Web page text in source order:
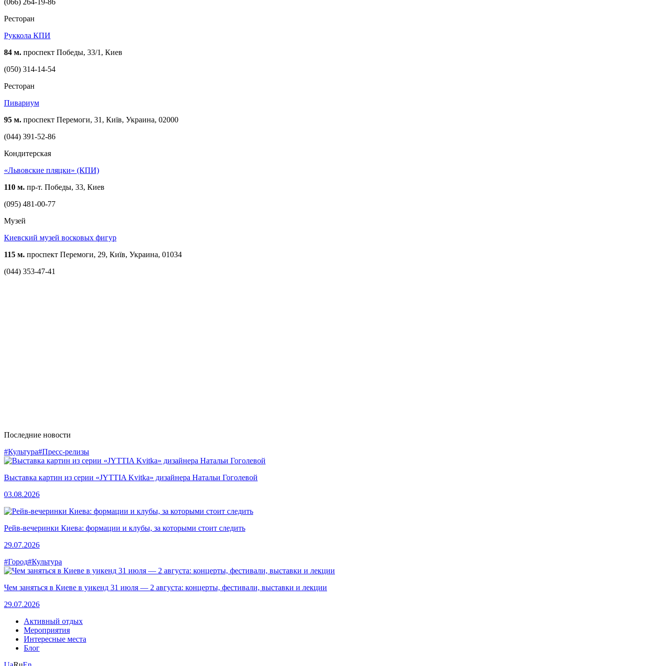
Ресторан
Руккола КПИ
84 м. проспект Победы, 33/1, Киев
(050) 314-14-54
Ресторан
Пивариум
95 м. проспект Перемоги, 31, Київ, Украина, 02000
(044) 391-52-86
Кондитерская
«Львовские пляцки» (КПИ)
110 м. пр-т. Победы, 33, Киев
(095) 481-00-77
Музей
Киевский музей восковых фигур
115 м. проспект Перемоги, 29, Київ, Украина, 01034
(044) 353-47-41
Последние новости
#Культура#Пресс-релизы
Выставка картин из серии «JYTTIA Kvitka» дизайнера Натальи Гоголевой
03.08.2026
Рейв-вечеринки Киева: формации и клубы, за которыми стоит следить
29.07.2026
#Город#Культура
Чем заняться в Киеве в уикенд 31 июля — 2 августа: концерты, фестивали, выставки и лекции
29.07.2026
Активный отдых
Мероприятия
Интересные места
Блог